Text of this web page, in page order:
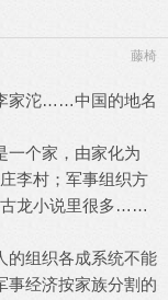
藤椅
家沱……中国的地名
一个家，由家化为
李村；军事组织方
古龙小说里很多……
的组织各成系统不能
事经济按家族分割的